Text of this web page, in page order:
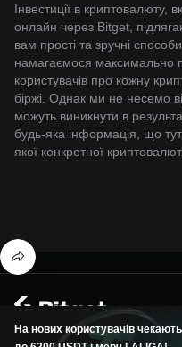
Інвестиції в
онлайн через Bitget,
вам прості та зручні
намагаємося максимально
користувачів про кожну
біржі. Однак ми не несемо
можуть виникнути в
будь-яка інформація, що
якої конкретної
На нових користувачів